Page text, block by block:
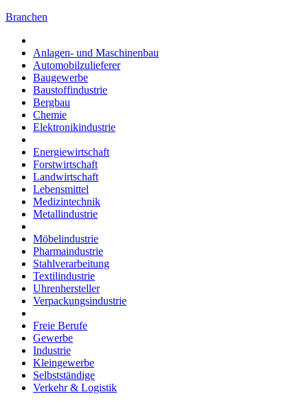
Branchen
Anlagen- und Maschinenbau
Automobilzulieferer
Baugewerbe
Baustoffindustrie
Bergbau
Chemie
Elektronikindustrie
Energiewirtschaft
Forstwirtschaft
Landwirtschaft
Lebensmittel
Medizintechnik
Metallindustrie
Möbelindustrie
Pharmaindustrie
Stahlverarbeitung
Textilindustrie
Uhrenhersteller
Verpackungsindustrie
Freie Berufe
Gewerbe
Industrie
Kleingewerbe
Selbstständige
Verkehr & Logistik